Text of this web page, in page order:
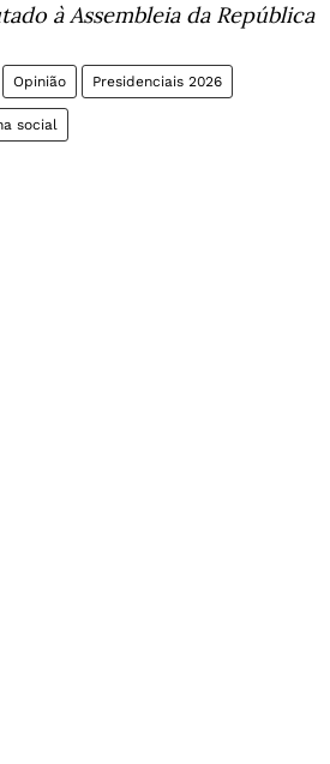
à Assembleia da República
Opinião Presidenciais 2026
social